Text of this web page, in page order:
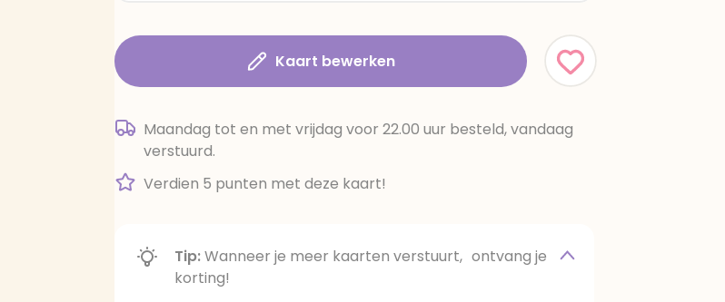
Kaart bewerken
Maandag tot en met vrijdag voor 22.00 uur besteld, vandaag
verstuurd.
Verdien 5 punten met deze kaart!
Tip:Wanneer je meer kaarten verstuurt, ontvang je
korting!